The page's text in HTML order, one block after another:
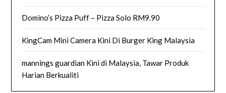
Domino’s Pizza Puff – Pizza Solo RM9.90
KingCam Mini Camera Kini Di Burger King Malaysia
mannings guardian Kini di Malaysia, Tawar Produk
Harian Berkualiti